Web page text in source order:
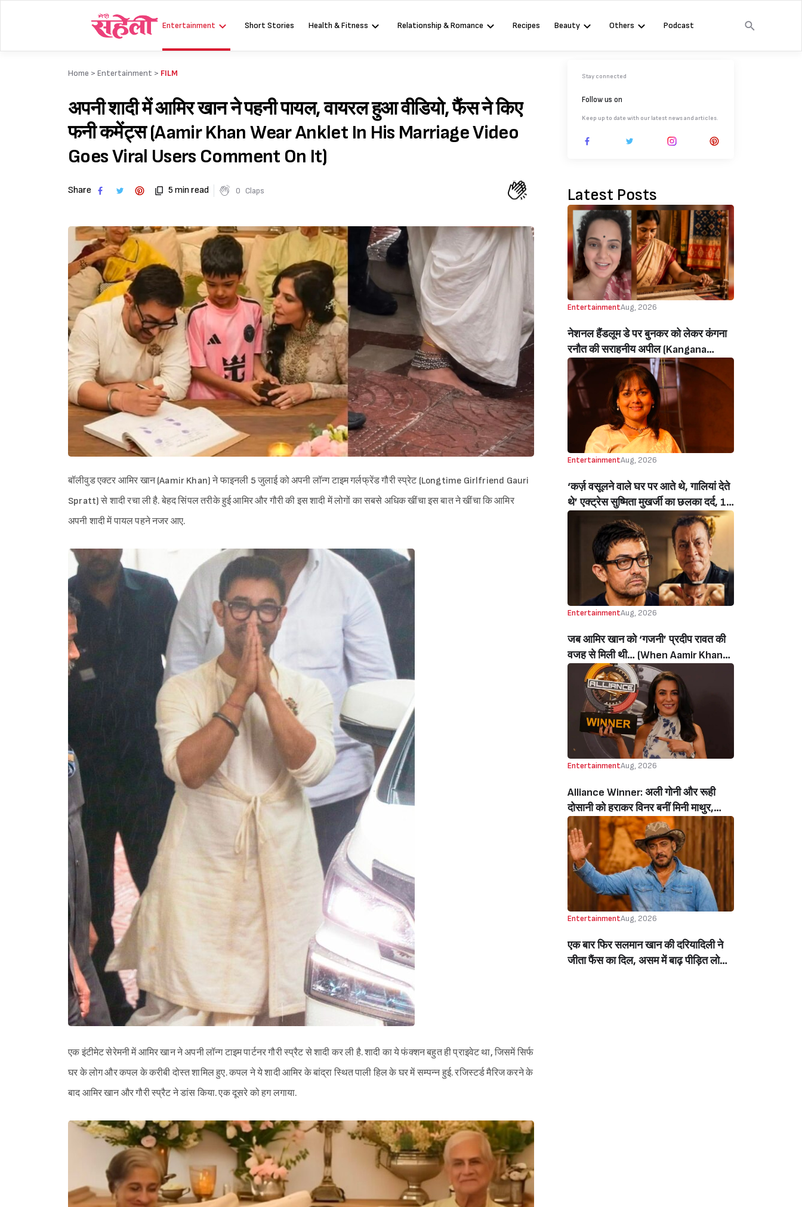
Entertainment Short Stories Health & Fitness Relationship & Romance Recipes Beauty Others Podcast
Home > Entertainment > FILM
अपनी शादी में आमिर खान ने पहनी पायल, वायरल हुआ वीडियो, फैंस ने किए
फनी कमेंट्स (Aamir Khan Wear Anklet In His Marriage Video
Goes Viral Users Comment On It)
Share 5 min read 0 Claps
बॉलीवुड एक्टर आमिर खान (Aamir Khan) ने फाइनली 5 जुलाई को अपनी लॉन्ग टाइम गर्लफ्रेंड गौरी स्प्रेट (Longtime Girlfriend Gauri
Spratt) से शादी रचा ली है. बेहद सिंपल तरीके हुई आमिर और गौरी की इस शादी में लोगों का सबसे अधिक खींचा इस बात ने खींचा कि आमिर
अपनी शादी में पायल पहने नजर आए.
एक इंटीमेट सेरेमनी में आमिर खान ने अपनी लॉन्ग टाइम पार्टनर गौरी स्प्रैट से शादी कर ली है. शादी का ये फंक्शन बहुत ही प्राइवेट था, जिसमें सिर्फ
घर के लोग और कपल के करीबी दोस्त शामिल हुए. कपल ने ये शादी आमिर के बांद्रा स्थित पाली हिल के घर में सम्पन्न हुई. रजिस्टर्ड मैरिज करने के
बाद आमिर खान और गौरी स्प्रैट ने डांस किया. एक दूसरे को हग लगाया.
Stay connected
Follow us on
Keep up to date with our latest news and articles.
Latest Posts
EntertainmentAug, 2026
नेशनल हैंडलूम डे पर बुनकर को लेकर कंगना
रनौत की सराहनीय अपील (Kangana
Ranaut’s Commendable Appeal
Regarding Weavers On National
Handloom Day)
EntertainmentAug, 2026
‘कर्ज़ वसूलने वाले घर पर आते थे, गालियां देते
थे’ एक्ट्रेस सुष्मिता मुखर्जी का छलका दर्द, 1
करोड़ का कर्ज उतारने के लिए करनी पड़ी थी
C ग्रेड फिल्में, बोलीं- ‘मैंने अपनी आत्मा बेच दी
थी’ (‘I Sold My Soul’ Actress
Sushmita Mukherjee Recalls Doing
C-Grade Films To Pay Loan)
EntertainmentAug, 2026
जब आमिर खान को ‘गजनी’ प्रदीप रावत की
वजह से मिली थी… (When Aamir Khan
Got ‘Ghajini’ Because Of Pradeep
Rawat)
EntertainmentAug, 2026
Alliance Winner: अली गोनी और रूही
दोसानी को हराकर विनर बनीं मिनी माथुर,
इनाम में मिले 50 लाख रुपये और चमचमाती ही
ट्रॉफी (Mini Mathur Lifts Trophy
Beats Aly Goni And Ruhee Dosani)
EntertainmentAug, 2026
एक बार फिर सलमान खान की दरियादिली ने
जीता फैंस का दिल, असम में बाढ़ पीड़ित लोगों